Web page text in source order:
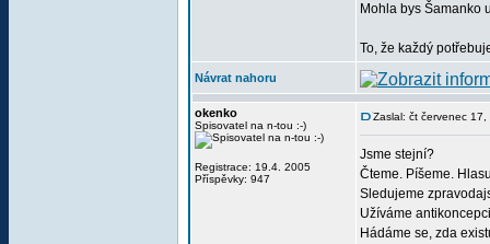
Mohla bys Šamanko
To, že každý
Návrat nahoru
okenko
Spisovatel na n-tou :-)
Registrace: 19.4. 2005
Příspěvky: 947
Zaslal: čt červenec
Jsme stejní?
Čteme. Píšeme.
Sledujeme
Užíváme
Hádáme se, zda